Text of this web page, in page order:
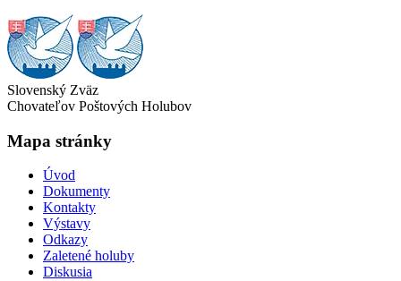
Slovenský Zväz
Chovateľov Poštových Holubov
Mapa stránky
Úvod
Dokumenty
Kontakty
Výstavy
Odkazy
Zaletené holuby
Diskusia